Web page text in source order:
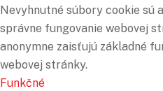
Nevyhnutné súbory cookie sú
správne fungovanie webovej
anonymne zaisťujú základné
webovej stránky.
Funkčné